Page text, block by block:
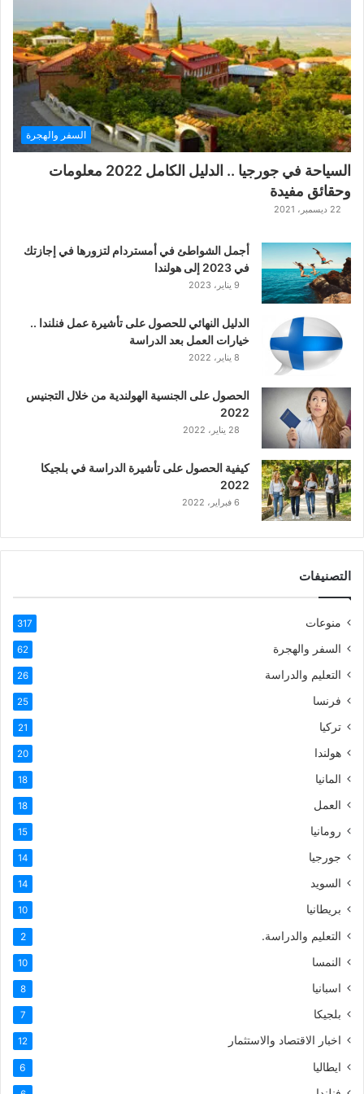
ط
ي
ع
ف
ي
2
0
6
السفر والهجرة
السياحة في جورجيا .. الدليل الكامل 2022 معلومات
وحقائق مفيدة
22 ديسمبر، 2021
أجمل الشواطئ في أمستردام لتزورها في إجازتك
في 2023 إلى هولندا
9 يناير، 2023
الدليل النهائي للحصول على تأشيرة عمل فنلندا ..
خيارات العمل بعد الدراسة
8 يناير، 2022
الحصول على الجنسية الهولندية من خلال التجنيس
2022
28 يناير، 2022
كيفية الحصول على تأشيرة الدراسة في بلجيكا
2022
6 فبراير، 2022
التصنيفات
منوعات 317
السفر والهجرة 62
التعليم والدراسة 26
فرنسا 25
تركيا 21
هولندا 20
المانيا 18
العمل 18
رومانيا 15
جورجيا 14
السويد 14
بريطانيا 10
التعليم والدراسة. 2
النمسا 10
اسبانيا 8
بلجيكا 7
اخبار الاقتصاد والاستثمار 12
ايطاليا 6